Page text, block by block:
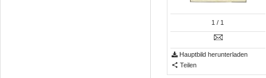
1 / 1
Hauptbild herunterladen
Teilen